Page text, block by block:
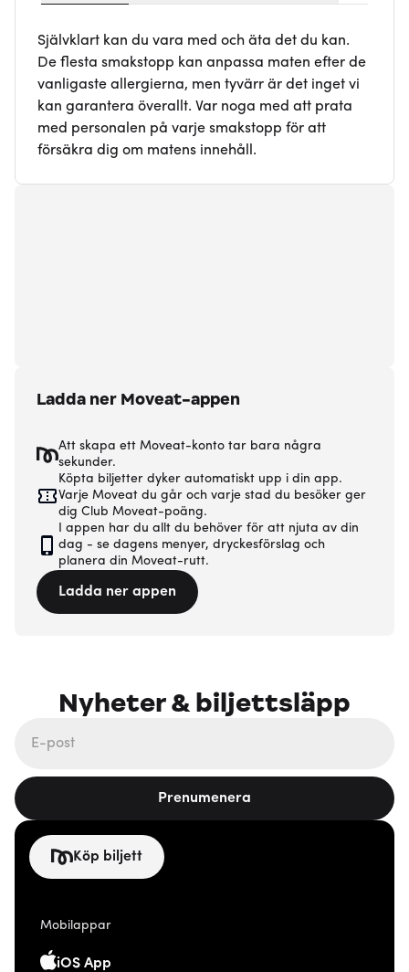
Självklart kan du vara med och äta det du kan.
De flesta smakstopp kan anpassa maten efter de
vanligaste allergierna, men tyvärr är det inget vi
kan garantera överallt. Var noga med att prata
med personalen på varje smakstopp för att
försäkra dig om matens innehåll.
Ladda ner Moveat-appen
Att skapa ett Moveat-konto tar bara några
sekunder.
Köpta biljetter dyker automatiskt upp i din app.
Varje Moveat du går och varje stad du besöker ger
dig Club Moveat-poäng.
I appen har du allt du behöver för att njuta av din
dag - se dagens menyer, dryckesförslag och
planera din Moveat-rutt.
Ladda ner appen
Nyheter & biljettsläpp
Prenumenera
Köp biljett
Mobilappar
iOS App